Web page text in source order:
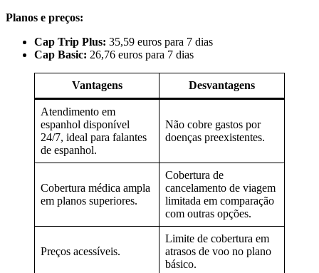
Planos e preços:
Cap Trip Plus: 35,59 euros para 7 dias
Cap Basic: 26,76 euros para 7 dias
Vantagens Desvantagens
Atendimento em
espanhol disponível
24/7, ideal para falantes
de espanhol.
Não cobre gastos por
doenças preexistentes.
Cobertura médica ampla
em planos superiores.
Cobertura de
cancelamento de viagem
limitada em comparação
com outras opções.
Preços acessíveis.
Limite de cobertura em
atrasos de voo no plano
básico.